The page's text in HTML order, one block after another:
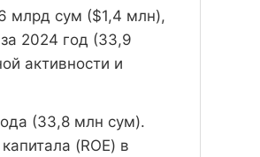
млрд сум ($1,4 млн),
2024 год (33,9
активности и
(33,8 млн сум).
(ROE) в